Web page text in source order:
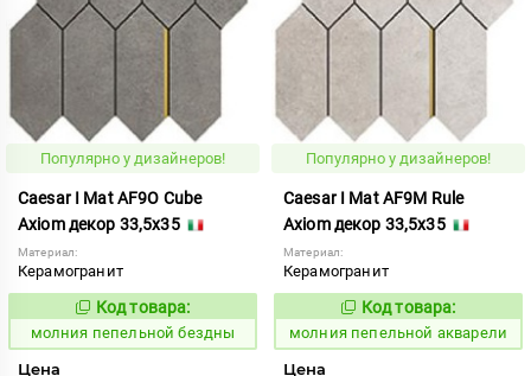
Популярно у дизайнеров!
Caesar I Mat AF9O Cube
Axiom декор 33,5x35
Материал:
Керамогранит
1008752
Код товара:
молния пепельной бездны
Цена
Популярно у дизайнеров!
Caesar I Mat AF9M Rule
Axiom декор 33,5x35
Материал:
Керамогранит
1008750
Код товара:
молния пепельной акварели
Цена